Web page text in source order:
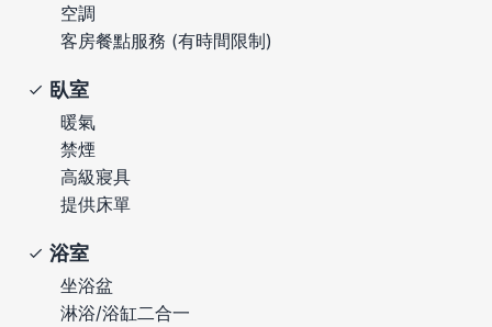
空調
客房餐點服務 (有時間限制)
臥室
暖氣
禁煙
高級寢具
提供床單
浴室
坐浴盆
淋浴/浴缸二合一